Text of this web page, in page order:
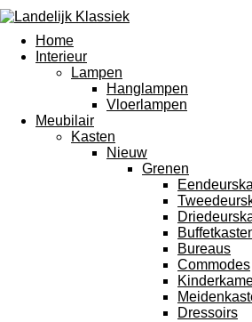
Home
Interieur
Lampen
Hanglampen
Vloerlampen
Meubilair
Kasten
Nieuw
Grenen
Bureaus
Commodes
Dressoirs